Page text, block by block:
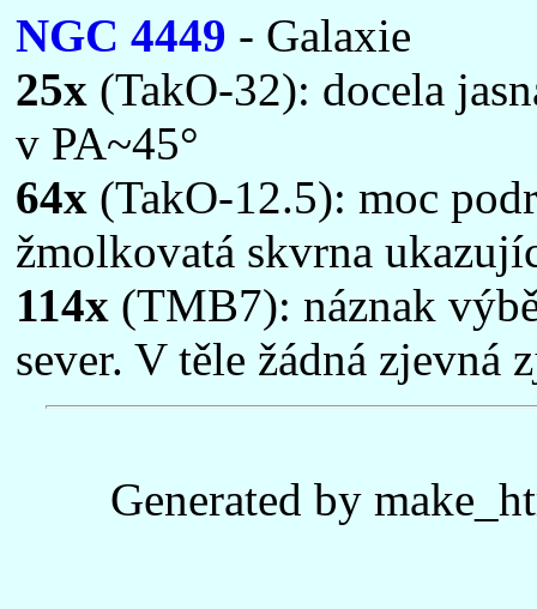
NGC 4449 - Galaxie
25x (TakO-32): docela
v PA~45°
64x (TakO-12.5): moc
žmolkovatá skvrna
114x (TMB7): náznak
sever. V těle žádná zjevná
Generated by